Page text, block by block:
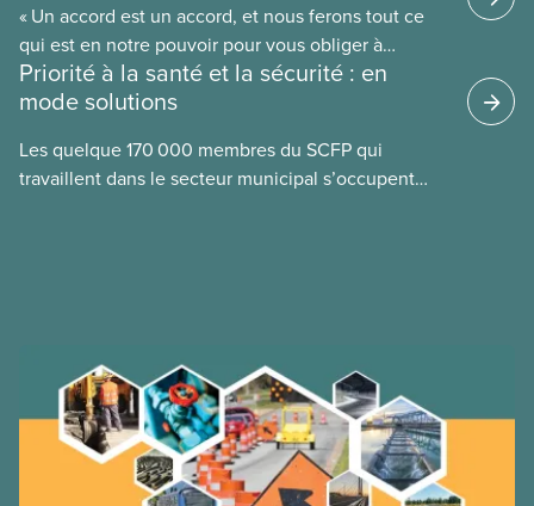
« Un accord est un accord, et nous ferons tout ce
qui est en notre pouvoir pour vous obliger à
respecter cet accord. » C’est la promesse faite par
le futur président national du SCFP, Paul Moist, au
conseil a annoncé son intention d’ouvrir la
convention collective du SCFP 500 afin de réduire
Priorité à la santé et la sécurité : en
mode solutions
Les quelque 170 000 membres du SCFP qui
travaillent dans le secteur municipal s’occupent